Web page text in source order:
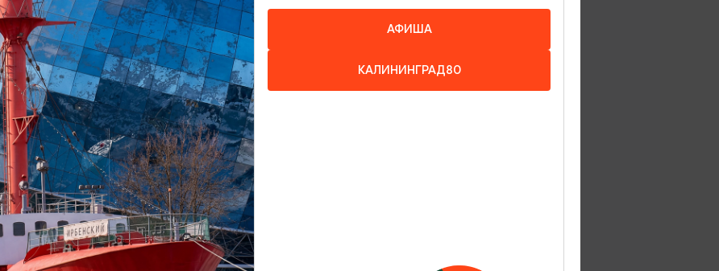
и создаём будущее нашей страны.
АФИША
КАЛИНИНГРАД80